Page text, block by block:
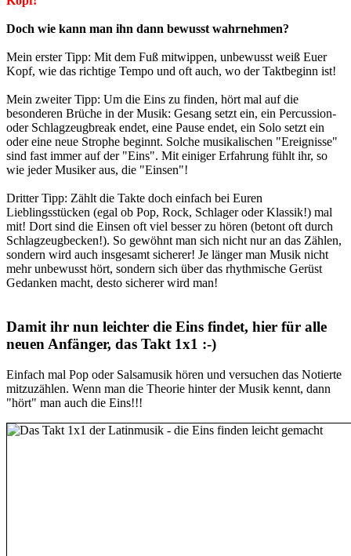
Doch wie kann man ihn dann bewusst wahrnehmen?
Mein erster Tipp: Mit dem Fuß mitwippen, unbewusst weiß Euer
Kopf, wie das richtige Tempo und oft auch, wo der Taktbeginn ist!
Mein zweiter Tipp: Um die Eins zu finden, hört mal auf die
besonderen Brüche in der Musik: Gesang setzt ein, ein Percussion-
oder Schlagzeugbreak endet, eine Pause endet, ein Solo setzt ein
oder eine neue Strophe beginnt. Solche musikalischen "Ereignisse"
sind fast immer auf der "Eins". Mit einiger Erfahrung fühlt ihr, so
wie jeder Musiker aus, die "Einsen"!
Dritter Tipp: Zählt die Takte doch einfach bei Euren
Lieblingsstücken (egal ob Pop, Rock, Schlager oder Klassik!) mal
mit! Dort sind die Einsen oft viel besser zu hören (betont oft durch
Schlagzeugbecken!). So gewöhnt man sich nicht nur an das Zählen,
sondern wird auch insgesamt sicherer! Je länger man Musik nicht
mehr unbewusst hört, sondern sich über das rhythmische Gerüst
Gedanken macht, desto sicherer wird man!
Damit ihr nun leichter die Eins findet, hier für alle
neuen Anfänger, das Takt 1x1 :-)
Einfach mal Pop oder Salsamusik hören und versuchen das Notierte
mitzuzählen. Wenn man die Theorie hinter der Musik kennt, dann
"hört" man auch die Eins!!!